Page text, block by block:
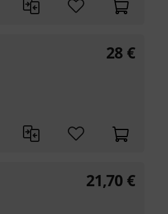
28 €
21,70 €